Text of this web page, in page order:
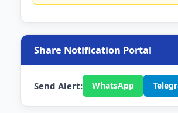
Share Notification Portal
Send Alert: WhatsApp